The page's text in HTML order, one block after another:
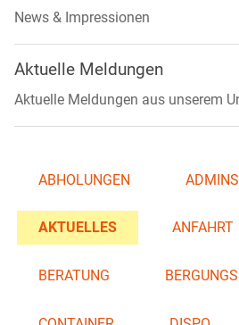
News & Impressionen
Aktuelle Meldungen
Aktuelle Meldungen aus unserem
ABHOLUNGEN
AKTUELLES ANFAHRT
BERATUNG